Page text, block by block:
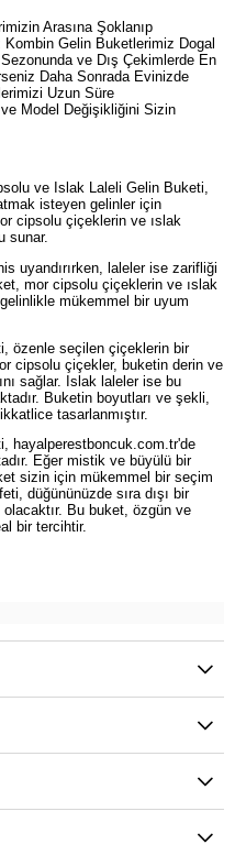
Arasına Şoklanıp
Kombin Gelin Buketlerimiz Dogal
ve Dış Çekimlerde En
Daha Sonrada Evinizde
Uzun Süre
Model Değişikliğini Sizin
ve Islak Laleli Gelin Buketi,
isteyen gelinler için
cipsolu çiçeklerin ve ıslak
sunar.
uyandırırken, laleler ise zarifliği
mor cipsolu çiçeklerin ve ıslak
mükemmel bir uyum
özenle seçilen çiçeklerin bir
cipsolu çiçekler, buketin derin ve
sağlar. Islak laleler ise bu
Buketin boyutları ve şekli,
tasarlanmıştır.
hayalperestboncuk.com.tr'de
Eğer mistik ve büyülü bir
sizin için mükemmel bir seçim
düğününüzde sıra dışı bir
olacaktır. Bu buket, özgün ve
bir tercihtir.